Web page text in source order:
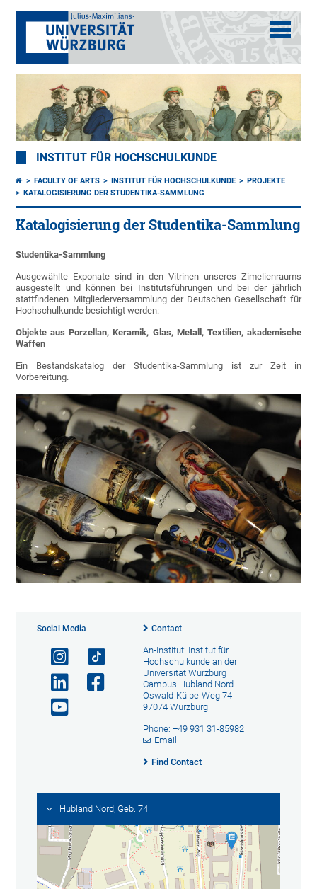
INSTITUT FÜR HOCHSCHULKUNDE
FACULTY OF ARTS INSTITUT FÜR HOCHSCHULKUNDE
PROJEKTE
KATALOGISIERUNG DER STUDENTIKA-SAMMLUNG
Katalogisierung der Studentika-Sammlung
Studentika-Sammlung
Ausgewählte Exponate sind in den Vitrinen unseres Zimelienraums
ausgestellt und können bei Institutsführungen und bei der jährlich
stattfindenen Mitgliederversammlung der Deutschen Gesellschaft für
Hochschulkunde besichtigt werden:
Objekte aus Porzellan, Keramik, Glas, Metall, Textilien, akademische
Waffen
Ein Bestandskatalog der Studentika-Sammlung ist zur Zeit in
Vorbereitung.
Social Media Contact
An-Institut: Institut für
Hochschulkunde an der
Universität Würzburg
Campus Hubland Nord
Oswald-Külpe-Weg 74
97074 Würzburg
Phone: +49 931 31-85982
Email
Find Contact
Hubland Nord, Geb. 74